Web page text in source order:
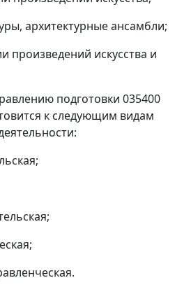
архитектурные ансамбли;
произведений искусства и
подготовки 035400
к следующим видам